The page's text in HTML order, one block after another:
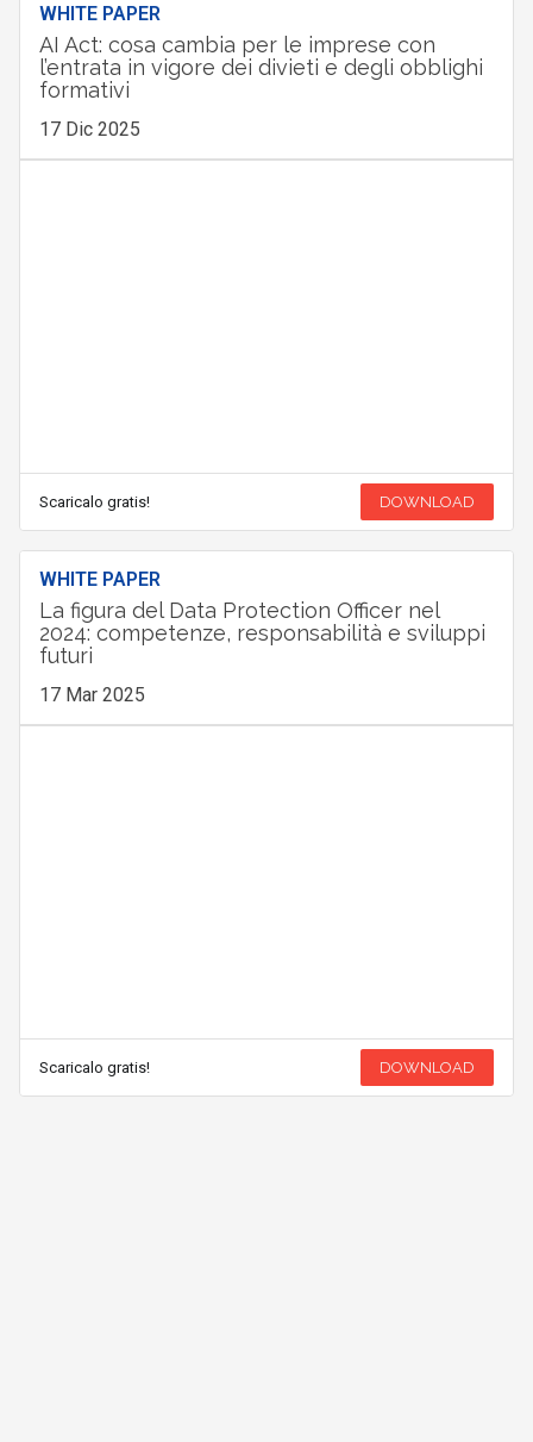
WHITE PAPER
AI Act: cosa cambia per le imprese con
l’entrata in vigore dei divieti e degli obblighi
formativi
17 Dic 2025
Scaricalo gratis! DOWNLOAD
WHITE PAPER
La figura del Data Protection Officer nel
2024: competenze, responsabilità e sviluppi
futuri
17 Mar 2025
Scaricalo gratis! DOWNLOAD